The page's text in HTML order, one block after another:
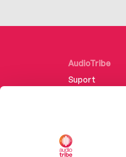
AudioTribe
Suport
Retragere din